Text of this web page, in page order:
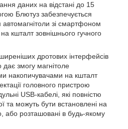
даних на відстані до 15
Блютуз забезпечується
зі смартфоном
кшталт зовнішнього гучного
дротових інтерфейсів
змогу магнітоле
накопичувачами на кшталт
головного пристрою
USB-кабелі, які повністю
та можуть бути встановлені на
або розташовані в будь-якому